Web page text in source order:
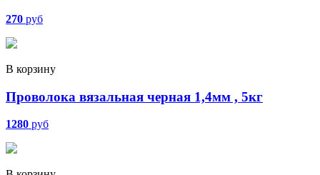
270 руб
В корзину
Проволока вязальная черная 1,4мм , 5кг
1280 руб